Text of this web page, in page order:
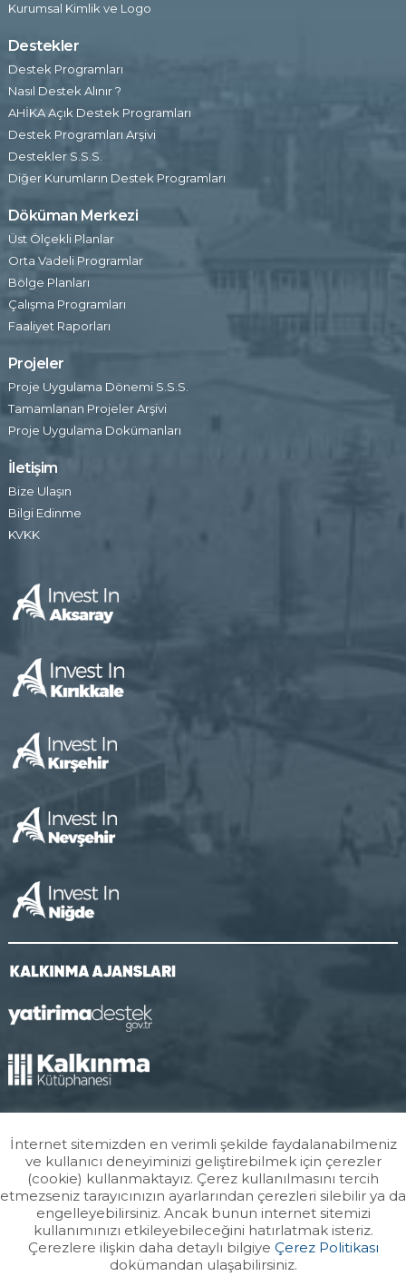
İnternet sitemizden en verimli şekilde faydalanabilmeniz
ve kullanıcı deneyiminizi geliştirebilmek için çerezler
(cookie) kullanmaktayız. Çerez kullanılmasını tercih
etmezseniz tarayıcınızın ayarlarından çerezleri silebilir ya da
engelleyebilirsiniz. Ancak bunun internet sitemizi
kullanımınızı etkileyebileceğini hatırlatmak isteriz.
Çerezlere ilişkin daha detaylı bilgiye Çerez Politikası
dokümandan ulaşabilirsiniz.
Kurumsal Kimlik ve Logo
Destekler
Destek Programları
Nasıl Destek Alınır ?
AHİKA Açık Destek Programları
Destek Programları Arşivi
Destekler S.S.S.
Diğer Kurumların Destek Programları
Döküman Merkezi
Üst Ölçekli Planlar
Orta Vadeli Programlar
Bölge Planları
Çalışma Programları
Faaliyet Raporları
Projeler
Proje Uygulama Dönemi S.S.S.
Tamamlanan Projeler Arşivi
Proje Uygulama Dokümanları
İletişim
Bize Ulaşın
Bilgi Edinme
KVKK